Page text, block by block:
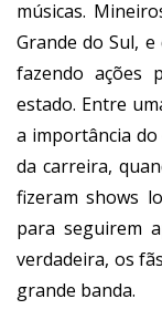
músicas.
Grande do Sul,
fazendo ações
estado. Entre
a importância do
da carreira,
fizeram shows
para seguirem
verdadeira, os
grande banda.